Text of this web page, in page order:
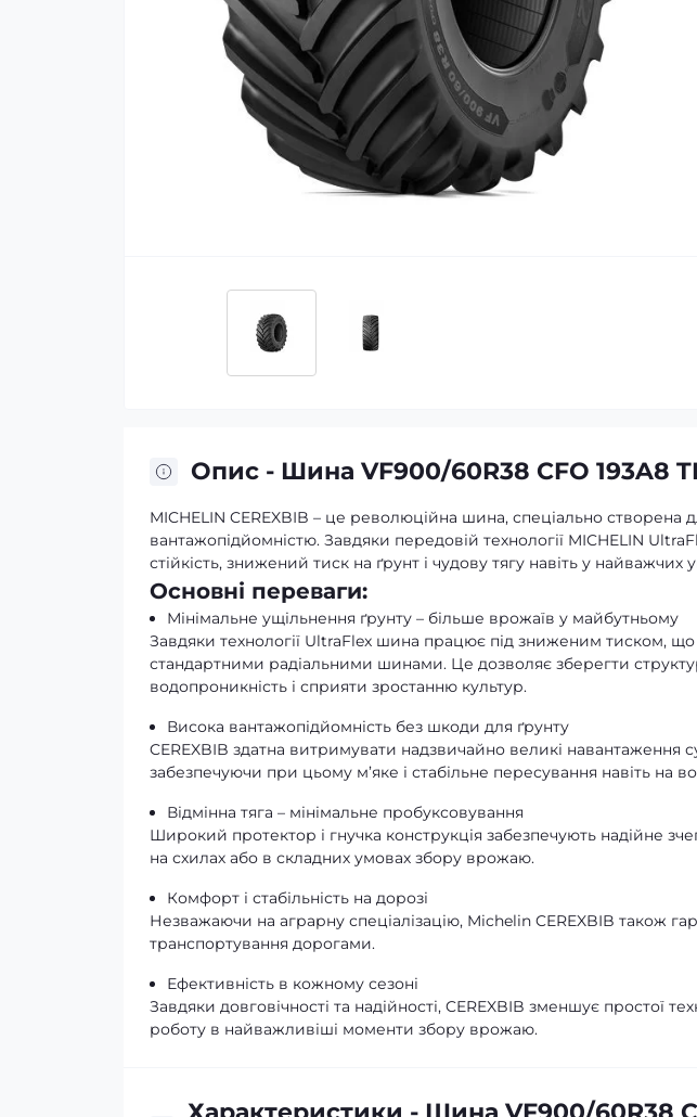
Опис - Шина VF900/60R38 CFO 193A8
MICHELIN CEREXBIB – це революційна шина, спеціально створена
вантажопідйомністю. Завдяки передовій технології MICHELIN
стійкість, знижений тиск на ґрунт і чудову тягу навіть у
Основні переваги:
Мінімальне ущільнення ґрунту – більше врожаїв у майбутньому
Завдяки технології UltraFlex шина працює під зниженим тиском, що
стандартними радіальними шинами. Це дозволяє зберегти
водопроникність і сприяти зростанню культур.
Висока вантажопідйомність без шкоди для ґрунту
CEREXBIB здатна витримувати надзвичайно великі навантаження
забезпечуючи при цьому м’яке і стабільне пересування навіть на
Відмінна тяга – мінімальне пробуксовування
Широкий протектор і гнучка конструкція забезпечують надійне
на схилах або в складних умовах збору врожаю.
Комфорт і стабільність на дорозі
Незважаючи на аграрну спеціалізацію, Michelin CEREXBIB також
транспортування дорогами.
Ефективність в кожному сезоні
Завдяки довговічності та надійності, CEREXBIB зменшує простої
роботу в найважливіші моменти збору врожаю.